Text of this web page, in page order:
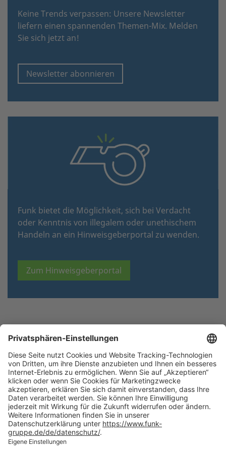
Keine Trends verpassen: Unsere Newsletter
liefern einen spannenden Themen-Mix. Melden
Sie sich jetzt an!
Newsletter abonnieren
Funk bietet die Möglichkeit, sich bei Verdacht
oder Kenntnis von illegalem oder unethischem
Handeln an ein Hinweisgeberportal zu wenden.
Zum Hinweisgeberportal
NACH OBEN
Die beste Empfehlung. Funk.
+49 40 35914-0
Zentrale Hamburg, Valentinskamp 20, 20354 Hamburg
Standorte